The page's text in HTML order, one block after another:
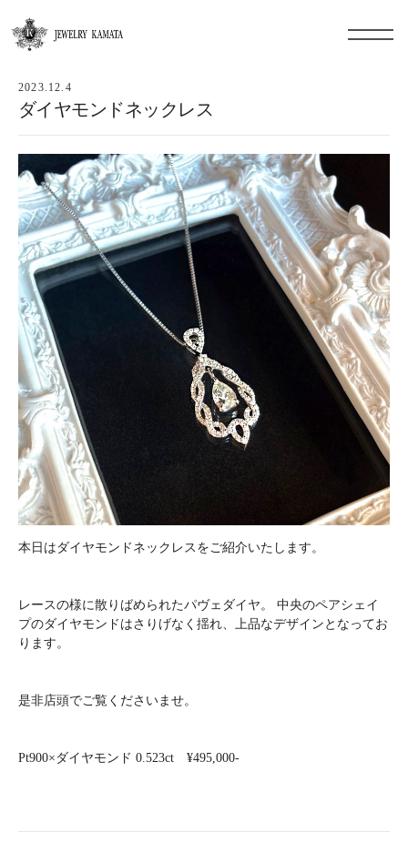
2023.12.4
ダイヤモンドネックレス
本日はダイヤモンドネックレスをご紹介いたします。
レースの様に散りばめられたパヴェダイヤ。 中央のペアシェイ
プのダイヤモンドはさりげなく揺れ、上品なデザインとなってお
ります。
是非店頭でご覧くださいませ。
Pt900×ダイヤモンド 0.523ct ¥495,000-